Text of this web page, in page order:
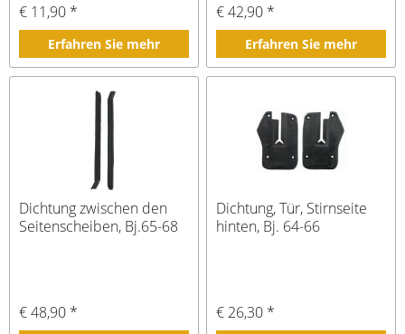
€ 11,90 *
Erfahren Sie mehr
€ 42,90 *
Erfahren Sie mehr
Dichtung zwischen den
Seitenscheiben, Bj.65-68
€ 48,90 *
Dichtung, Tür, Stirnseite
hinten, Bj. 64-66
€ 26,30 *